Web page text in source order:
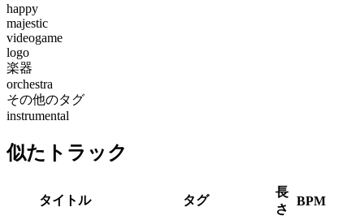
happy
majestic
videogame
logo
楽器
orchestra
その他のタグ
instrumental
似たトラック
タイトル タグ
長
さ
BPM